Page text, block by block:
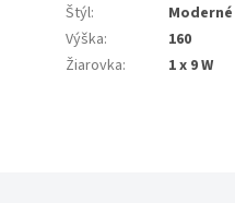
Štýl:
Moderné
Výška:
160
Žiarovka: 1 x 9 W